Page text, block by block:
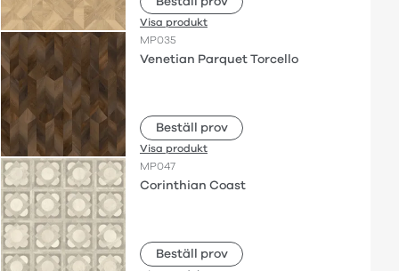
Visa produkt
MP035
Venetian Parquet Torcello
Beställ prov
Visa produkt
MP047
Corinthian Coast
Beställ prov